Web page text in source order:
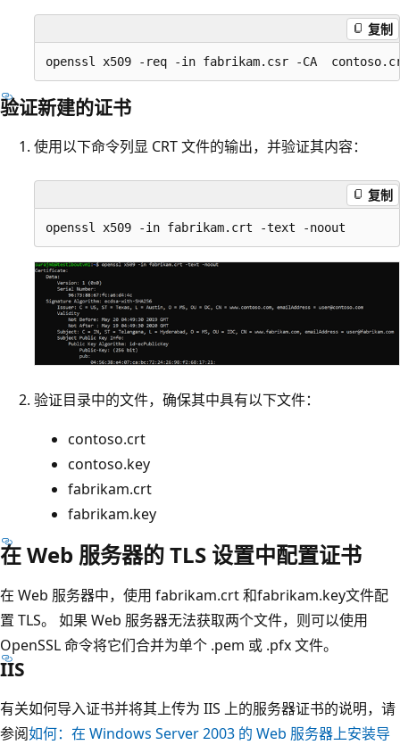
复制
验证新建的证书
使用以下命令列显 CRT 文件的输出，并验证其内容：
复制
验证目录中的文件，确保其中具有以下文件：
contoso.crt
contoso.key
fabrikam.crt
fabrikam.key
在 Web 服务器的 TLS 设置中配置证书
在 Web 服务器中，使用 fabrikam.crt 和fabrikam.key文件配
置 TLS。 如果 Web 服务器无法获取两个文件，则可以使用
OpenSSL 命令将它们合并为单个 .pem 或 .pfx 文件。
IIS
有关如何导入证书并将其上传为 IIS 上的服务器证书的说明，请
参阅如何：在 Windows Server 2003 的 Web 服务器上安装导